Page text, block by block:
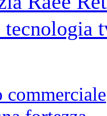
tecnologia